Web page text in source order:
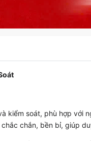
kiểm soát, phù hợp
chắn, bền bỉ, giúp